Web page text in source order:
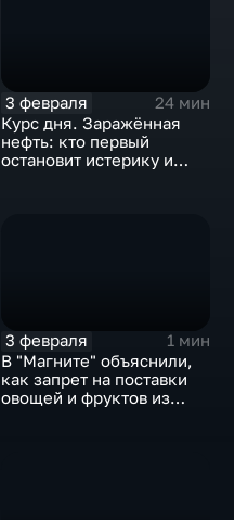
3 февраля
24 мин
Курс дня. Заражённая
нефть: кто первый
остановит истерику и
3 февраля
1 мин
В "Магните" объяснили,
как запрет на поставки
овощей и фруктов из